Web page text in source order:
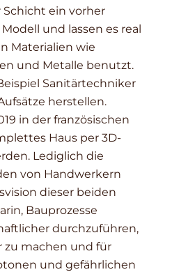
ein vorher
und lassen es real
Materialien wie
und Metalle benutzt.
Sanitärtechniker
herstellen.
in der französischen
Haus per 3D-
Lediglich die
von Handwerkern
dieser beiden
Bauprozesse
durchzuführen,
zu machen und für
und gefährlichen